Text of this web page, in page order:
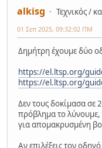
alkisg
Τεχνικός /
01 Σεπ 2025, 09:32:02 ΠΜ
Δημήτρη έχουμε δύο
https://el.ltsp.org/
https://el.ltsp.org/
Δεν τους δοκίμασα σε
πρόβλημα το λύνουμε,
για απομακρυσμένη
Αν επιλέξεις τον